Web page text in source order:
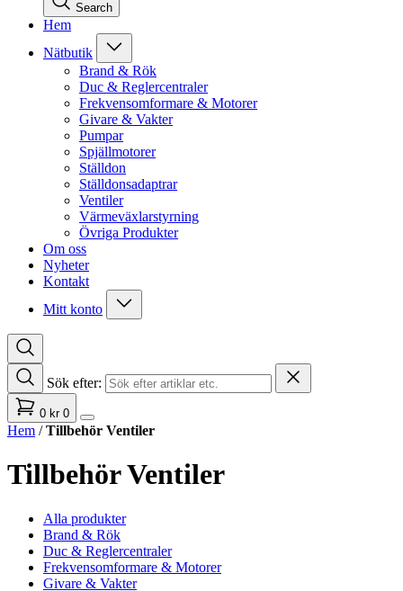
Search
Hem
Nätbutik
Brand & Rök
Duc & Reglercentraler
Frekvensomformare & Motorer
Givare & Vakter
Pumpar
Spjällmotorer
Ställdon
Ställdonsadaptrar
Ventiler
Värmeväxlarstyrning
Övriga Produkter
Om oss
Nyheter
Kontakt
Mitt konto
Sök efter:
0 kr 0
Hem /Tillbehör Ventiler
Tillbehör Ventiler
Alla produkter
Brand & Rök
Duc & Reglercentraler
Frekvensomformare & Motorer
Givare & Vakter